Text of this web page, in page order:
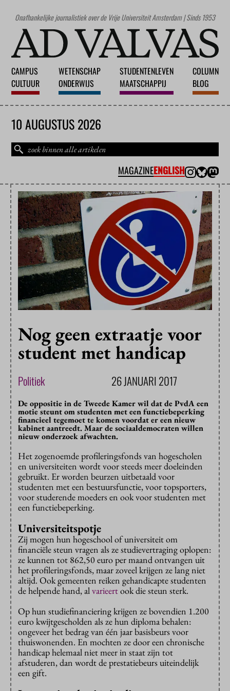
Onafhankelijke journalistiek over de Vrije Universiteit Amsterdam | Sinds 1953
CAMPUS
CULTUUR
WETENSCHAP
ONDERWIJS
STUDENTENLEVEN
MAATSCHAPPIJ
COLUMN
BLOG
10 AUGUSTUS 2026
MAGAZINEENGLISH
Nog geen extraatje voor
student met handicap
Politiek 26 JANUARI 2017
De oppositie in de Tweede Kamer wil dat de PvdA een
motie steunt om studenten met een functiebeperking
financieel tegemoet te komen voordat er een nieuw
kabinet aantreedt. Maar de sociaaldemocraten willen
nieuw onderzoek afwachten.
Het zogenoemde profileringsfonds van hogescholen
en universiteiten wordt voor steeds meer doeleinden
gebruikt. Er worden beurzen uitbetaald voor
studenten met een bestuursfunctie, voor topsporters,
voor studerende moeders en ook voor studenten met
een functiebeperking.
Universiteitspotje
Zij mogen hun hogeschool of universiteit om
financiële steun vragen als ze studievertraging oplopen:
ze kunnen tot 862,50 euro per maand ontvangen uit
het profileringsfonds, maar zoveel krijgen ze lang niet
altijd. Ook gemeenten reiken gehandicapte studenten
de helpende hand, alvarieertook die steun sterk.
Op hun studiefinanciering krijgen ze bovendien 1.200
euro kwijtgescholden als ze hun diploma behalen:
ongeveer het bedrag van één jaar basisbeurs voor
thuiswonenden. En mochten ze door een chronische
handicap helemaal niet meer in staat zijn tot
afstuderen, dan wordt de prestatiebeurs uiteindelijk
een gift.